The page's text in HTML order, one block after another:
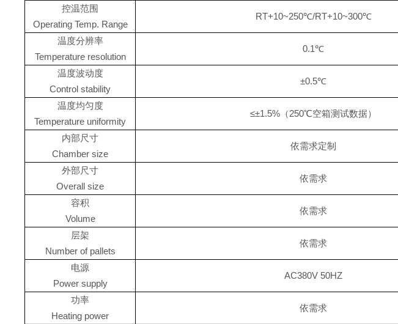
控温范围
Operating Temp. Range
RT+10~250℃/RT+10~300℃
温度分辨率
Temperature resolution
0.1℃
温度波动度
Control stability
±0.5℃
温度均匀度
Temperature uniformity
≤±1.5%（250℃空箱测试数据）
内部尺寸
Chamber size
依需求定制
外部尺寸
Overall size
依需求
容积
Volume
依需求
层架
Number of pallets
依需求
电源
Power supply
AC380V 50HZ
功率
Heating power
依需求